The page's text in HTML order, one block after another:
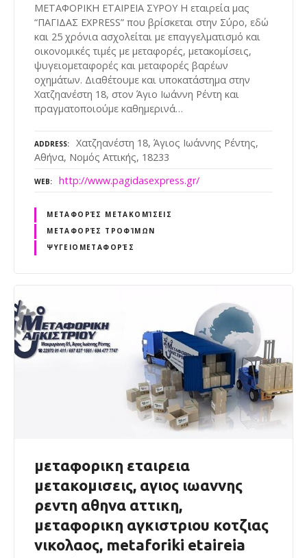
ΜΕΤΑΦΟΡΙΚΗ ΕΤΑΙΡΕΙΑ ΣΥΡΟΥ Η εταιρεία μας
“ΠΑΓΙΔΑΣ EXPRESS” που βρίσκεται στην Σύρο, εδώ
και 25 χρόνια ασχολείται με επαγγελματισμό και
οικονομικές τιμές με μεταφορές, μετακομίσεις,
ψυγειομεταφορές και μεταφορές βαρέων
οχημάτων. Διαθέτουμε και υποκατάστημα στην
Χατζηανέστη 18, στον Άγιο Ιωάννη Ρέντη και
πραγματοποιούμε καθημερινά…
ADDRESS
Χατζηανέστη 18, Άγιος Ιωάννης Ρέντης,
Αθήνα, Νομός Αττικής, 18233
WEB http://www.pagidasexpress.gr/
ΜΕΤΑΦΟΡΈΣ ΜΕΤΑΚΟΜΊΣΕΙΣ
ΜΕΤΑΦΟΡΈΣ ΤΡΟΦΊΜΩΝ
ΨΥΓΕΙΟΜΕΤΑΦΟΡΈΣ
μεταφορικη εταιρεια
μετακομισεις, αγιος ιωαννης
ρεντη αθηνα αττικη,
μεταφορικη αγκιστριου κοτζιας
νικολαος, metaforiki etaireia